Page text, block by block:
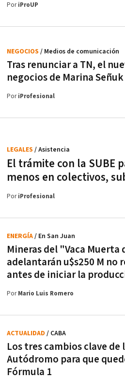
PoriProUP
Tras renunciar a TN, el
negocios de Marina Señuk
NEGOCIOS / Medios de comunicación
PoriProfesional
El trámite con la SUBE
menos en colectivos,
LEGALES / Asistencia
PoriProfesional
Mineras del "Vaca Muerta
adelantarán u$s250 M no
antes de iniciar la
ENERGÍA/ En San Juan
PorMario Luis Romero
Los tres cambios clave de
Autódromo para que
Fórmula 1
ACTUALIDAD / CABA